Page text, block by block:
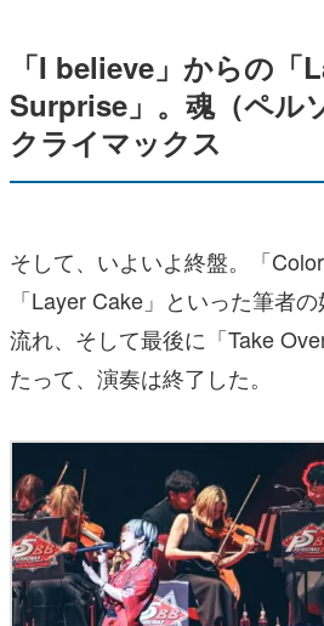
「I believe」からの「
Surprise」。魂（ペル
クライマックス
そして、いよいよ終盤。「
「Layer Cake」といった筆者
流れ、そして最後に「Take
たって、演奏は終了した。